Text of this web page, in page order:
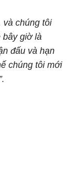
và chúng tôi
bây giờ là
đấu và hạn
chúng tôi mới